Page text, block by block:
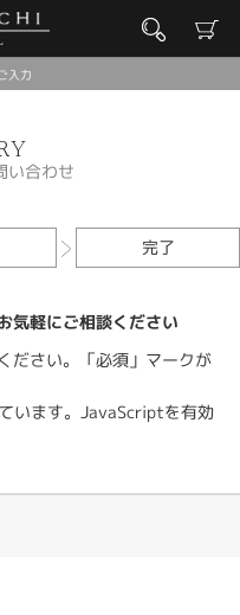
入力
い合わせ
完了
気軽にご相談ください
ださい。「必須」マークが
います。JavaScriptを有効